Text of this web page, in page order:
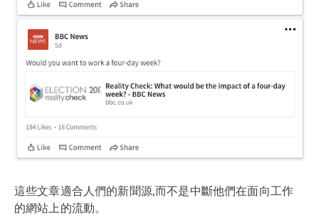
這些文章適合人們的新聞源,而不是中斷他們在面向工作
的網站上的流動。